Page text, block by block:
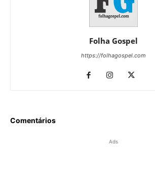
Folha Gospel
https://folhagospel.com
Comentários
Ads